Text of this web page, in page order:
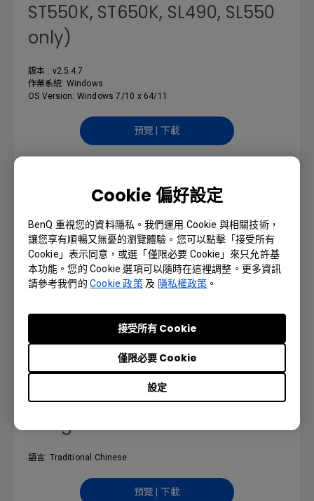
Cookie 偏好設定
BenQ 重視您的資料隱私。我們運用 Cookie 與相關技術，
讓您享有順暢又無憂的瀏覽體驗。您可以點擊「接受所有
Cookie」表示同意，或選「僅限必要 Cookie」來只允許基
本功能。您的 Cookie 選項可以隨時在這裡調整。更多資訊
請參考我們的Cookie 政策及 隱私權政策 。
設定
僅限必要 Cookie
接受所有 Cookie
ST550K, ST650K, SL490, SL550
only)
版本 : v2.5.4.7
作業系統: Windows
OS Version: Windows 7/10 x 64/11
預覽 | 下載
X-Sign Designer_Mac (Not
support M1 or later)
版本 : v2.5.3.4
作業系統: Mac
預覽 | 下載
使用手冊
X-Sign User Manual
語言: Traditional Chinese
預覽 | 下載